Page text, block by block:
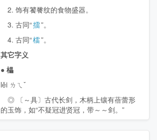
2. 饰有饕餮纹的食物盛器。
3. 古同“擂”。
4. 古同“檑”。
其它字义
● 櫑
lěi ㄌㄟˇ
◎ 〔～具〕古代长剑，木柄上镶有蓓蕾形
的玉饰，如“不疑冠进贤冠，带～～剑。”